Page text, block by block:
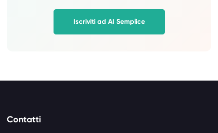
Iscriviti ad AI Semplice
Contatti